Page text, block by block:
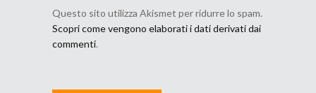
Questo sito utilizza Akismet per ridurre lo spam.
Scopri come vengono elaborati i dati derivati dai
commenti.